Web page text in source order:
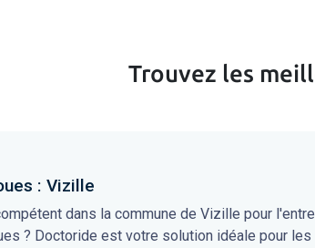
Trouvez les
: Vizille
dans la commune de Vizille pour
? Doctoride est votre solution idéale pour